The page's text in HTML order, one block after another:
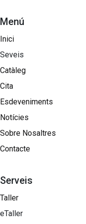
Menú
Inici
Seveis
Catàleg
Cita
Esdeveniments
Notícies
Sobre Nosaltres​
Contacte
Serveis
Taller
eTaller